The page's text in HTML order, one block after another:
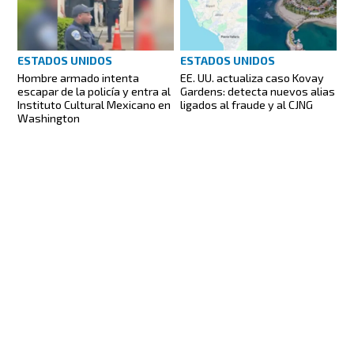
ESTADOS UNIDOS
Hombre armado intenta
escapar de la policía y entra al
Instituto Cultural Mexicano en
Washington
ESTADOS UNIDOS
EE. UU. actualiza caso Kovay
Gardens: detecta nuevos alias
ligados al fraude y al CJNG